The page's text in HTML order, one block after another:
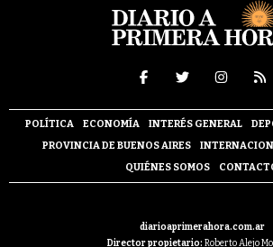
POLÍTICA ECONOMÍA INTERÉS GENERAL
PROVINCIA DE BUENOS AIRES
QUIÉNES SOMOS
diarioaprimerahora.com.ar
Director propietario: Roberto Alejo